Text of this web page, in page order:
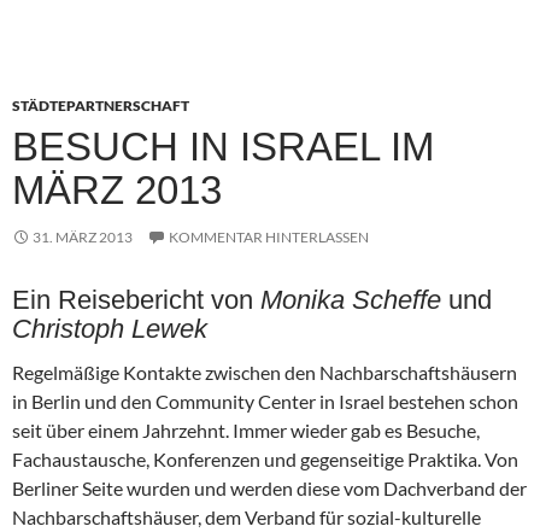
STÄDTEPARTNERSCHAFT
BESUCH IN ISRAEL IM
MÄRZ 2013
31. MÄRZ 2013 KOMMENTAR HINTERLASSEN
Ein Reisebericht von Monika Scheffe und
Christoph Lewek
Regelmäßige Kontakte zwischen den Nachbarschaftshäusern
in Berlin und den Community Center in Israel bestehen schon
seit über einem Jahrzehnt. Immer wieder gab es Besuche,
Fachaustausche, Konferenzen und gegenseitige Praktika. Von
Berliner Seite wurden und werden diese vom Dachverband der
Nachbarschaftshäuser, dem Verband für sozial-kulturelle